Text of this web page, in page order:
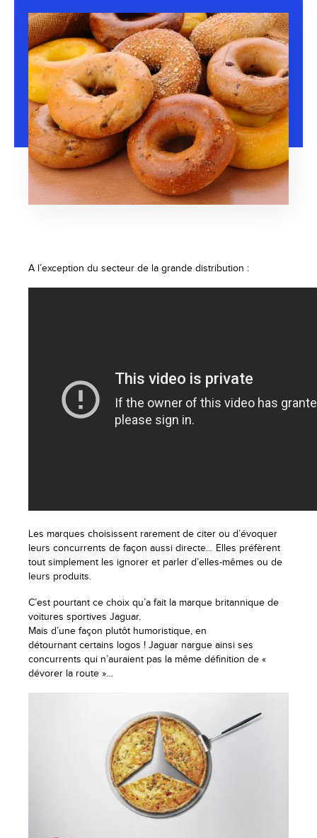
A l’exception du secteur de la grande distribution :
Les marques choisissent rarement de citer ou d’évoquer
leurs concurrents de façon aussi directe… Elles préfèrent
tout simplement les ignorer et parler d’elles-mêmes ou de
leurs produits.
C’est pourtant ce choix qu’a fait la marque britannique de
voitures sportives Jaguar.
Mais d’une façon plutôt humoristique, en
détournant certains logos ! Jaguar nargue ainsi ses
concurrents qui n’auraient pas la même définition de «
dévorer la route »…